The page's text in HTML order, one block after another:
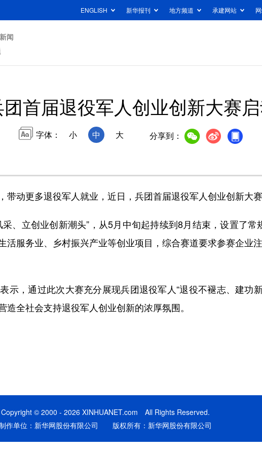
ENGLISH 新华报刊 地方频道 承建网站
闻
首届退役军人创业创新大赛
字体： 小 中 大 分享到：
动更多退役军人就业，近日，兵团首届退役军人创业创新大赛
立创业创新潮头”，从5月中旬起持续到8月结束，设置了常
活服务业、乡村振兴产业等创业项目，综合赛道要求参赛企业
，通过此次大赛充分展现兵团退役军人“退役不褪志、建功
全社会支持退役军人创业创新的浓厚氛围。
Copyright © 2000 - 2026 XINHUANET.com All Rights Reserved.
作单位：新华网股份有限公司 版权所有：新华网股份有限公司